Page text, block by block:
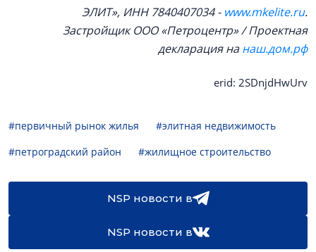
ЭЛИТ», ИНН 7840407034 - www.mkelite.ru.
Застройщик ООО «Петроцентр» / Проектная
декларация нанаш.дом.рф
erid: 2SDnjdHwUrv
#первичный рынок жилья
#элитная недвижимость
#петроградский район
#жилищное строительство
NSP новости в
NSP новости в